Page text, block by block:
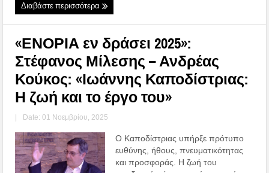
Διαβάστε περισσότερα
«ΕΝΟΡΙΑ εν δράσει 2025»:
Στέφανος Μίλεσης – Ανδρέας
Κούκος: «Ιωάννης Καποδίστριας:
Η ζωή και το έργο του»
| Date: 01 Νοεμβρίου, 2025
Ο Καποδίστριας υπήρξε πρότυπο
ευθύνης, ήθους, πνευματικότητας
και προσφοράς. Η ζωή του